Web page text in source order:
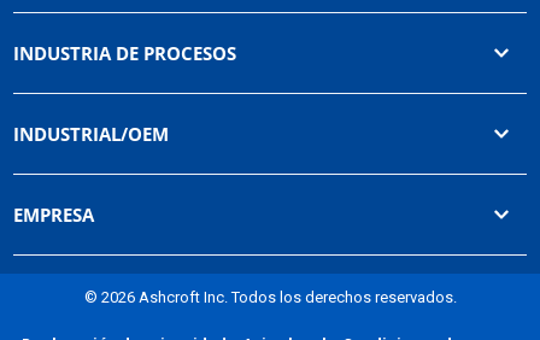
INDUSTRIA DE PROCESOS
INDUSTRIAL/OEM
EMPRESA
© 2026 Ashcroft Inc. Todos los derechos reservados.